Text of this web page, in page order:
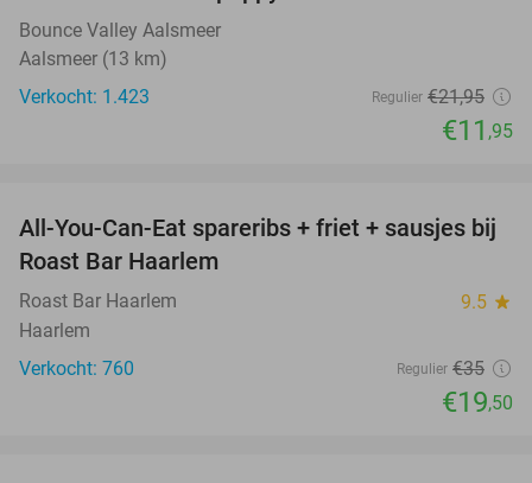
Bounce Valley Aalsmeer
Aalsmeer (13 km)
Verkocht: 1.423
Regulier €21,95
€11 ,95
44%
All-You-Can-Eat spareribs + friet + sausjes bij
Roast Bar Haarlem
Roast Bar Haarlem 9.5 star
Haarlem
Verkocht: 760
Regulier €35
€19,50